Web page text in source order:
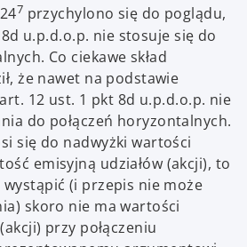
7 przychylono się do poglądu,
u.p.d.o.p. nie stosuje się do
Co ciekawe skład
że nawet na podstawie
12 ust. 1 pkt 8d u.p.d.o.p. nie
do połączeń horyzontalnych.
się do nadwyżki wartości
emisyjną udziałów (akcji), to
(i przepis nie może
skoro nie ma wartości
przy połączeniu